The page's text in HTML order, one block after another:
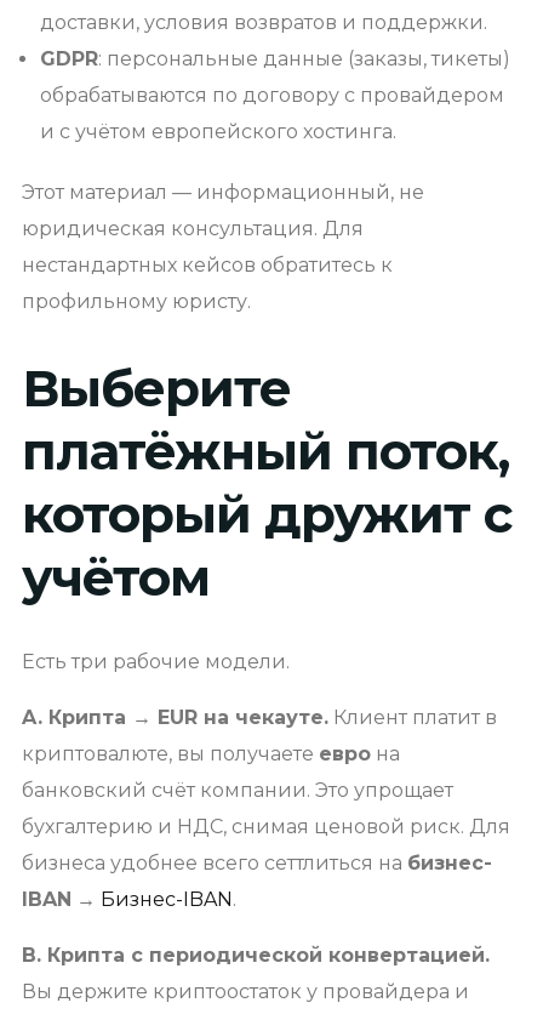
доставки, условия возвратов и поддержки.
GDPR: персональные данные (заказы, тикеты)
обрабатываются по договору с провайдером
и с учётом европейского хостинга.
Этот материал — информационный, не
юридическая консультация. Для
нестандартных кейсов обратитесь к
профильному юристу.
Выберите
платёжный поток,
который дружит с
учётом
Есть три рабочие модели.
A. Крипта → EUR на чекауте. Клиент платит в
криптовалюте, вы получаете евро на
банковский счёт компании. Это упрощает
бухгалтерию и НДС, снимая ценовой риск. Для
бизнеса удобнее всего сеттлиться на бизнес-
IBAN → Бизнес-IBAN.
B. Крипта с периодической конвертацией.
Вы держите криптоостаток у провайдера и